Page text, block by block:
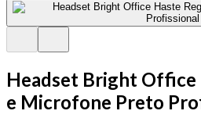
Headset Bright Office
e Microfone Preto